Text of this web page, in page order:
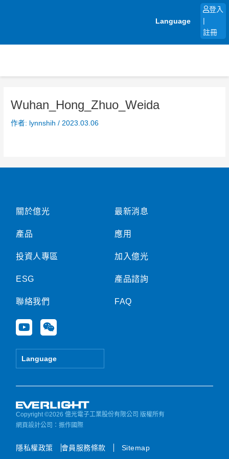
Language
登入
註冊
Wuhan_Hong_Zhuo_Weida
作者: lynnshih/ 2023.03.06
關於億光
產品
投資人專區
ESG
聯絡我們
Y
o
u
e
W
e
i
Language
最新消息
應用
加入億光
產品諮詢
FAQ
Copyright ©2026 億光電子工業股份有限公司 版權所有
網頁設計公司 ：振作國際
隱私權政策 會員服務條款 Sitemap